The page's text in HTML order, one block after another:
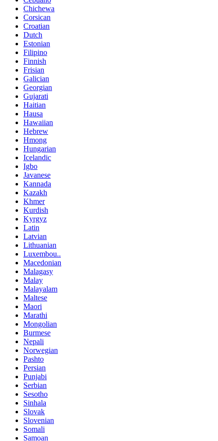
Chichewa
Corsican
Croatian
Dutch
Estonian
Filipino
Finnish
Frisian
Galician
Georgian
Gujarati
Haitian
Hausa
Hawaiian
Hebrew
Hmong
Hungarian
Icelandic
Igbo
Javanese
Kannada
Kazakh
Khmer
Kurdish
Kyrgyz
Latin
Latvian
Lithuanian
Luxembou..
Macedonian
Malagasy
Malay
Malayalam
Maltese
Maori
Marathi
Mongolian
Burmese
Nepali
Norwegian
Pashto
Persian
Punjabi
Serbian
Sesotho
Sinhala
Slovak
Slovenian
Somali
Samoan